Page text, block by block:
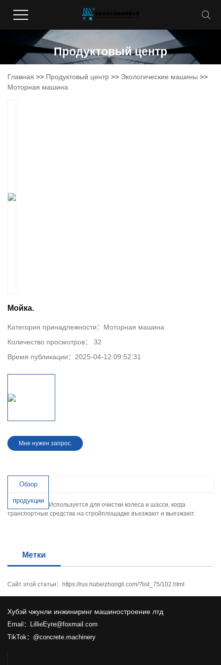
Продуктовый центр
Главная >> Продуктовый центр >> Экологические машины >>
Моторная машина
Мойка.
Категория принадлежности： Моторная машина
Количество просмотров：
32
Время публикации： 2025-04-12 09:52:31
Мне нужен запрос.
Обзор
продукции
Используется для очистки колеса и шасси, когда
транспортные средства на стройплощадке въезжают и выезжают.
Метки
Сайт этой статьи： https://rus.hubeizhongli.com/?list_75/102.html
Хубэй чжунли инжиниринг машиностроение лтд
Email：LillieEyre@foxmail.com
TikTok：@concrete.machinery